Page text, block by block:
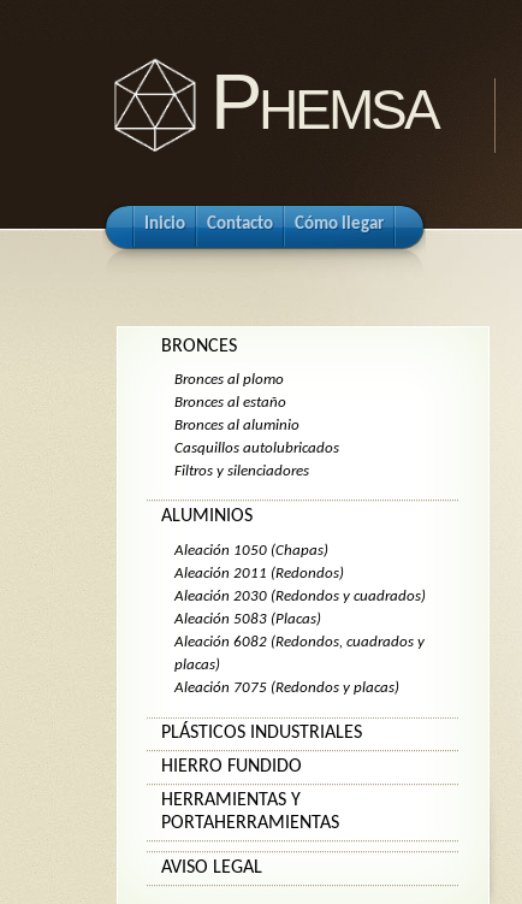
Phemsa
Inicio Contacto Cómo llegar
BRONCES
Bronces al plomo
Bronces al estaño
Bronces al aluminio
Casquillos autolubricados
Filtros y silenciadores
ALUMINIOS
Aleación 1050 (Chapas)
Aleación 2011 (Redondos)
Aleación 2030 (Redondos y cuadrados)
Aleación 5083 (Placas)
Aleación 6082 (Redondos, cuadrados y
placas)
Aleación 7075 (Redondos y placas)
PLÁSTICOS INDUSTRIALES
HIERRO FUNDIDO
HERRAMIENTAS Y
PORTAHERRAMIENTAS
AVISO LEGAL